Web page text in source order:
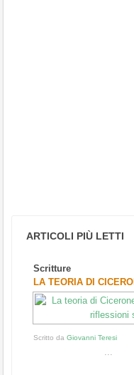
ARTICOLI PIÙ LETTI
Scritture
LA TEORIA DI
Scritto da Giovanni Teresi
...